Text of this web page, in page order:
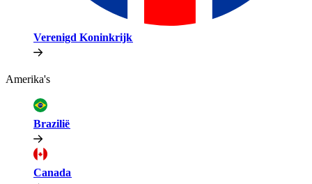
Verenigd Koninkrijk​​
Amerika's​​
Brazilië​​
Canada​​